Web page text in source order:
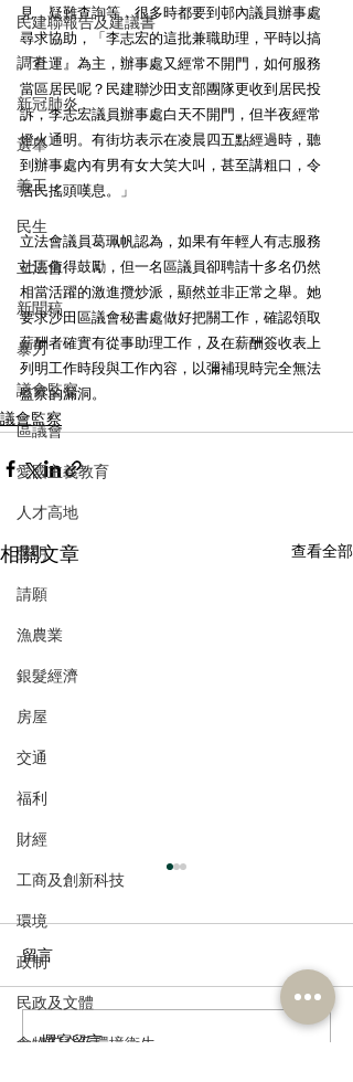
民建聯報告及建議書
調查
新冠肺炎
選舉
義工
民生
立法會
新聞稿
暴力
議會監察
區議會
愛國主義教育
人才高地
聲明
請願
漁農業
銀髮經濟
房屋
交通
福利
財經
工商及創新科技
環境
政制
民政及文體
食物安全及環境衛生
見，疑難查詢等，很多時都要到邨內議員辦事處
尋求協助，「李志宏的這批兼職助理，平時以搞
『社運』為主，辦事處又經常不開門，如何服務
當區居民呢？民建聯沙田支部團隊更收到居民投
訴，李志宏議員辦事處白天不開門，但半夜經常
燈火通明。有街坊表示在凌晨四五點經過時，聽
到辦事處內有男有女大笑大叫，甚至講粗口，令
居民搖頭嘆息。」
立法會議員葛珮帆認為，如果有年輕人有志服務
社區值得鼓勵，但一名區議員卻聘請十多名仍然
相當活躍的激進攬炒派，顯然並非正常之舉。她
要求沙田區議會秘書處做好把關工作，確認領取
薪酬者確實有從事助理工作，及在薪酬簽收表上
列明工作時段與工作內容，以彌補現時完全無法
監察的漏洞。
議會監察
相關文章 查看全部
回應區議員宣誓安排
留言
撰寫留言......